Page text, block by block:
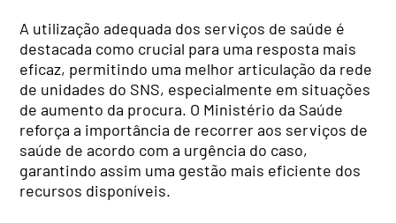
A utilização adequada dos serviços de saúde é
destacada como crucial para uma resposta mais
eficaz, permitindo uma melhor articulação da rede
de unidades do SNS, especialmente em situações
de aumento da procura. O Ministério da Saúde
reforça a importância de recorrer aos serviços de
saúde de acordo com a urgência do caso,
garantindo assim uma gestão mais eficiente dos
recursos disponíveis.